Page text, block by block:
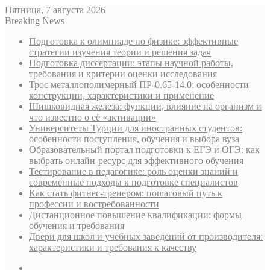
Пятница, 7 августа 2026
Breaking News
Подготовка к олимпиаде по физике: эффективные
стратегии изучения теории и решения задач
Подготовка диссертации: этапы научной работы,
требования и критерии оценки исследования
Трос металлополимерный ПР-0.65-14.0: особенности
конструкции, характеристики и применение
Шишковидная железа: функции, влияние на организм и
что известно о её «активации»
Университеты Турции для иностранных студентов:
особенности поступления, обучения и выбора вуза
Образовательный портал подготовки к ЕГЭ и ОГЭ: как
выбрать онлайн-ресурс для эффективного обучения
Тестирование в педагогике: роль оценки знаний и
современные подходы к подготовке специалистов
Как стать фитнес-тренером: пошаговый путь к
профессии и востребованности
Дистанционное повышение квалификации: формы
обучения и требования
Двери для школ и учебных заведений от производителя:
характеристики и требования к качеству